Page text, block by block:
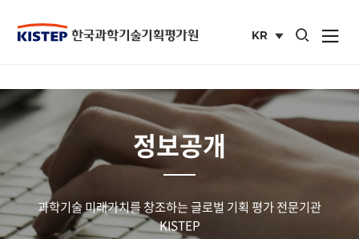
KR
통합검색 열기
사이트맵
정보공개
과학기술 미래가치를 창조하는 글로벌 기획 평가 전문기관
KISTEP